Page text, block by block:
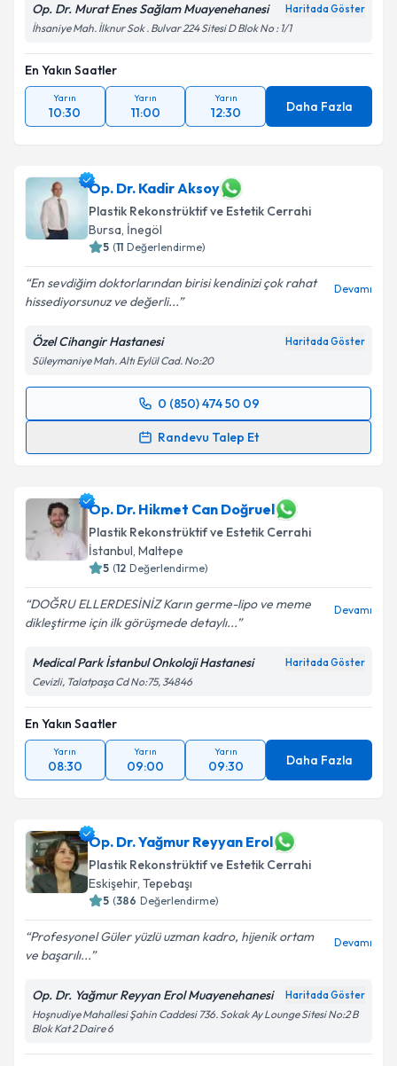
Op. Dr. Murat Enes Sağlam Muayenehanesi Haritada Göster
İhsaniye Mah. İlknur Sok . Bulvar 224 Sitesi D Blok No : 1/1
En Yakın Saatler
Yarın
10:30
Yarın
11:00
Yarın
12:30 Daha Fazla
Op. Dr. Kadir Aksoy
Plastik Rekonstrüktif ve Estetik Cerrahi
Bursa, İnegöl
5 (11 Değerlendirme)
En sevdiğim doktorlarından birisi kendinizi çok rahat
hissediyorsunuz ve değerli...
Devamı
Özel Cihangir Hastanesi Haritada Göster
Süleymaniye Mah. Altı Eylül Cad. No:20
0 (850) 474 50 09
Randevu Talep Et
Randevu Takvimi Talebi
takvim hazırlandığında e-posta ile bilgilendireceğiz.
E-posta Adresiniz
Kişisel verilerimin işlenmesine ilişkin
kapsamda işlenmesini kabul ediyorum.
Op. Dr. Hikmet Can Doğruel
Plastik Rekonstrüktif ve Estetik Cerrahi
İstanbul, Maltepe
5 (12 Değerlendirme)
DOĞRU ELLERDESİNİZ Karın germe-lipo ve meme
dikleştirme için ilk görüşmede detaylı...
Devamı
Medical Park İstanbul Onkoloji Hastanesi Haritada Göster
Cevizli, Talatpaşa Cd No:75, 34846
En Yakın Saatler
Yarın
08:30
Yarın
09:00
Yarın
09:30 Daha Fazla
Op. Dr. Yağmur Reyyan Erol
Plastik Rekonstrüktif ve Estetik Cerrahi
Eskişehir, Tepebaşı
5 (386 Değerlendirme)
Profesyonel Güler yüzlü uzman kadro, hijenik ortam
ve başarılı...
Devamı
Op. Dr. Yağmur Reyyan Erol Muayenehanesi Haritada Göster
Hoşnudiye Mahallesi Şahin Caddesi 736. Sokak Ay Lounge Sitesi No:2 B
Blok Kat 2 Daire 6